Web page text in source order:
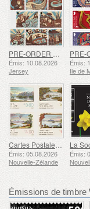
PRE-ORDER Contes de Saint-Hélier
Émis: 10.08.2026
Jersey
Émis:
Île de
Cartes Postales Anciennes
Émis: 05.08.2026
Nouvelle-Zélande
Émis: